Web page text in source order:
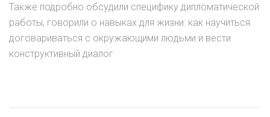
Также подробно обсудили специфику дипломатической
работы, говорили о навыках для жизни: как научиться
договариваться с окружающими людьми и вести
конструктивный диалог